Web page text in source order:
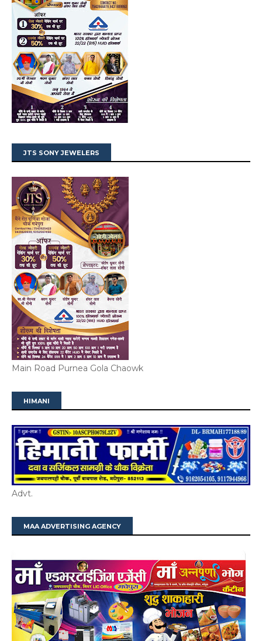
JTS SONY JEWELERS
Main Road Purnea Gola Chaowk
HIMANI
Advt.
MAA ADVERTISING AGENCY